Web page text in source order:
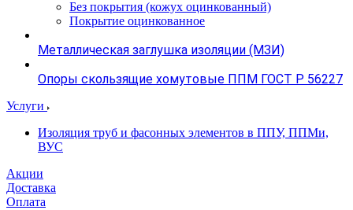
Без покрытия (кожух оцинкованный)
Покрытие оцинкованное
Металлическая заглушка изоляции (МЗИ)
Опоры скользящие хомутовые ППМ ГОСТ Р 56227
Услуги
Изоляция труб и фасонных элементов в ППУ, ППМи,
ВУС
Акции
Доставка
Оплата